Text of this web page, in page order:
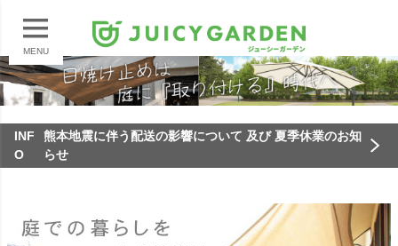
MENU
INF
O
熊本地震に伴う配送の影響について 及び 夏季休業のお知
らせ